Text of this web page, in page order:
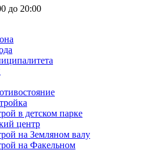
до 20:00
в детском парке
центр
на Земляном валу
на Факельном